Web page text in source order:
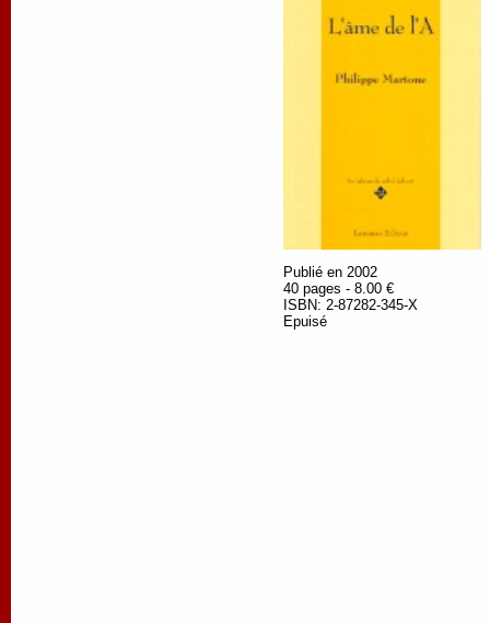
Publié en 2002
40 pages - 8.00 €
ISBN: 2-87282-345-X
Epuisé